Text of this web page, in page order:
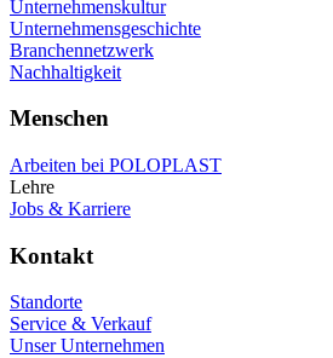
Unternehmenskultur
Unternehmensgeschichte
Branchennetzwerk
Nachhaltigkeit
Menschen
Arbeiten bei POLOPLAST
Lehre
Jobs & Karriere
Kontakt
Standorte
Service & Verkauf
Unser Unternehmen